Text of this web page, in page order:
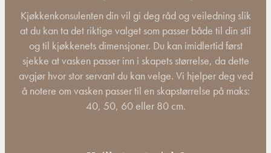
Kjøkkenkonsulenten din vil gi deg råd og veiledning slik
at du kan ta det riktige valget som passer både til din stil
og til kjøkkenets dimensjoner. Du kan imidlertid først
sjekke at vasken passer inn i skapets størrelse, da dette
avgjør hvor stor servant du kan velge. Vi hjelper deg ved
å notere om vasken passer til en skapstørrelse på maks:
40, 50, 60 eller 80 cm.